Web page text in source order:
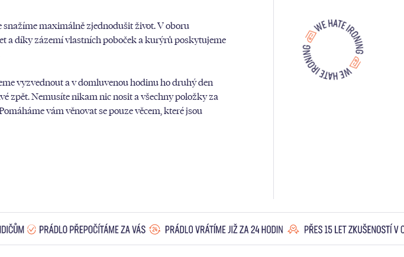
maximálně zjednodušit život. V oboru
a díky zázemí vlastních poboček a kurýrů poskytujeme
vyzvednout a v domluvenou hodinu ho druhý den
zpět. Nemusíte nikam nic nosit a všechny položky za
vám věnovat se pouze věcem, které jsou